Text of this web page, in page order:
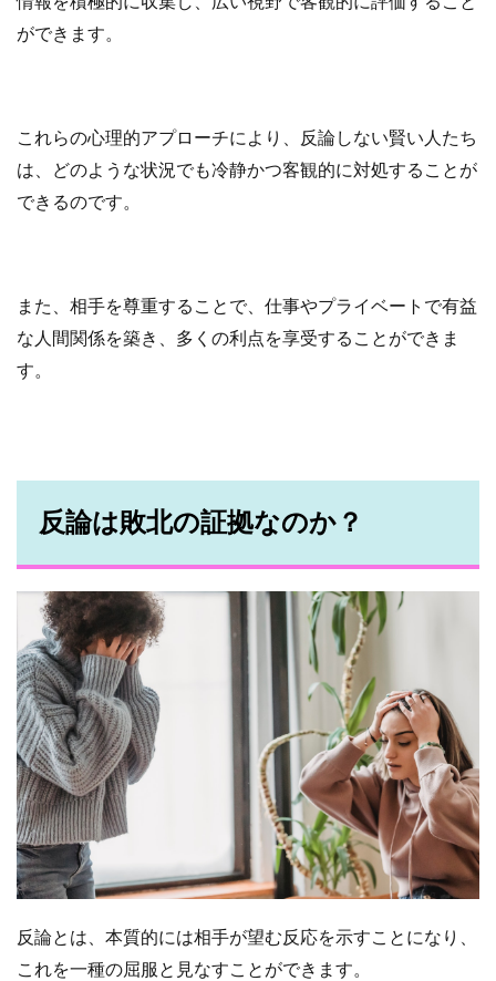
ができます。
これらの心理的アプローチにより、反論しない賢い人たち
は、どのような状況でも冷静かつ客観的に対処することが
できるのです。
また、相手を尊重することで、仕事やプライベートで有益
な人間関係を築き、多くの利点を享受することができま
す。
反論は敗北の証拠なのか？
反論とは、本質的には相手が望む反応を示すことになり、
これを一種の屈服と見なすことができます。